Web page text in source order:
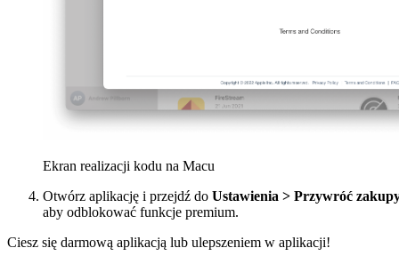
Ekran realizacji kodu na Macu
Otwórz aplikację i przejdź do Ustawienia > Przywróć
aby odblokować funkcje premium.
Ciesz się darmową aplikacją lub ulepszeniem w aplikacji!